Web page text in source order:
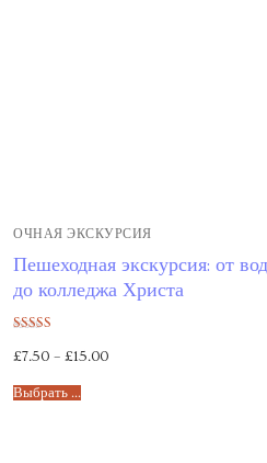
ОЧНАЯ ЭКСКУРСИЯ
Пешеходная экскурсия: от
до колледжа Христа
5.00
£7.50 – £15.00
Выбрать ...